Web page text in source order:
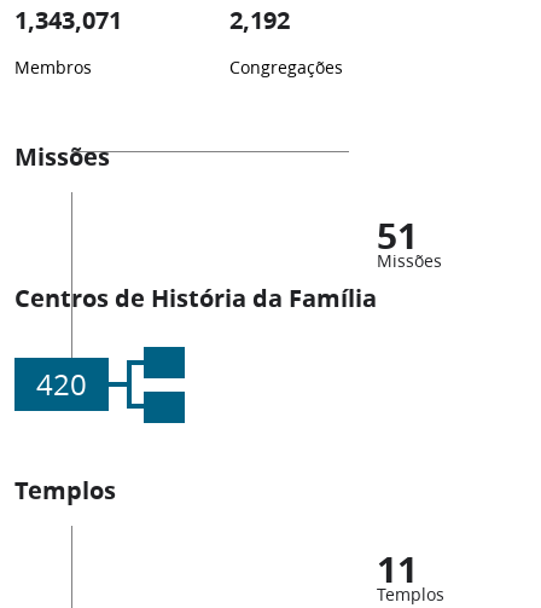
1,343,071
Membros
2,192
Congregações
Missões
51
Missões
Centros de História da Família
420
Templos
11
Templos